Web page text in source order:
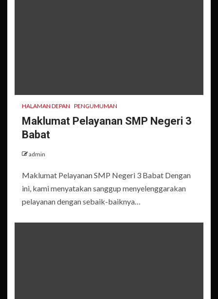
HALAMAN DEPAN PENGUMUMAN
Maklumat Pelayanan SMP Negeri 3
Babat
admin
Maklumat Pelayanan SMP Negeri 3 Babat Dengan
ini, kami menyatakan sanggup menyelenggarakan
pelayanan dengan sebaik-baiknya…